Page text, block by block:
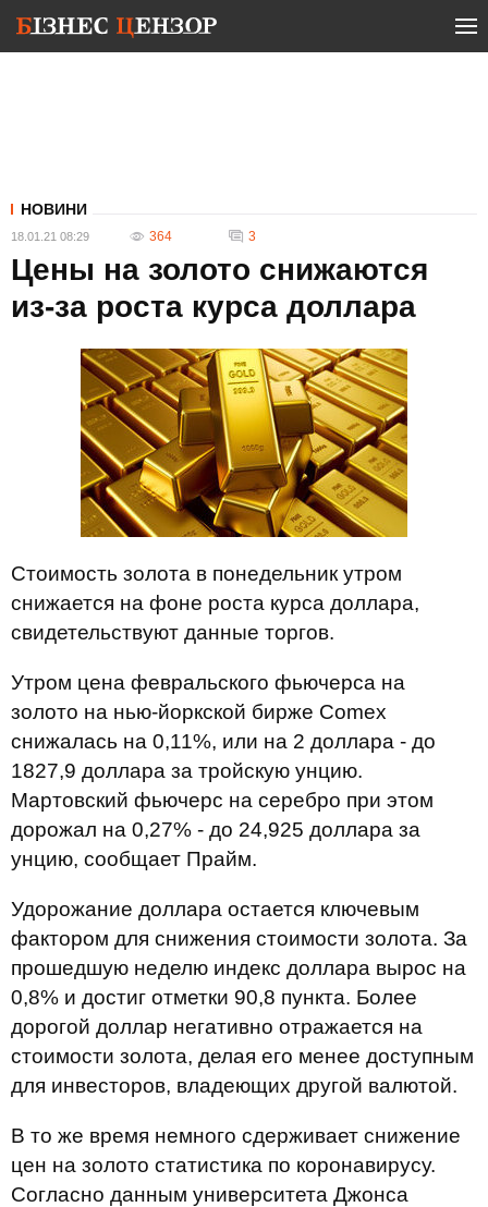
НОВИНИ
18.01.21 08:29 364 3
Цены на золото снижаются
из-за роста курса доллара
Стоимость золота в понедельник утром
снижается на фоне роста курса доллара,
свидетельствуют данные торгов.
Утром цена февральского фьючерса на
золото на нью-йоркской бирже Comex
снижалась на 0,11%, или на 2 доллара - до
1827,9 доллара за тройскую унцию.
Мартовский фьючерс на серебро при этом
дорожал на 0,27% - до 24,925 доллара за
унцию, сообщает Прайм.
Удорожание доллара остается ключевым
фактором для снижения стоимости золота. За
прошедшую неделю индекс доллара вырос на
0,8% и достиг отметки 90,8 пункта. Более
дорогой доллар негативно отражается на
стоимости золота, делая его менее доступным
для инвесторов, владеющих другой валютой.
В то же время немного сдерживает снижение
цен на золото статистика по коронавирусу.
Согласно данным университета Джонса